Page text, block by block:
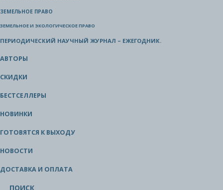
ЗЕМЕЛЬНОЕ ПРАВО
ЗЕМЕЛЬНОЕ И ЭКОЛОГИЧЕСКОЕ ПРАВО
ПЕРИОДИЧЕСКИЙ НАУЧНЫЙ ЖУРНАЛ – ЕЖЕГОДНИК.
АВТОРЫ
СКИДКИ
БЕСТСЕЛЛЕРЫ
НОВИНКИ
ГОТОВЯТСЯ К ВЫХОДУ
НОВОСТИ
ДОСТАВКА И ОПЛАТА
ПОИСК